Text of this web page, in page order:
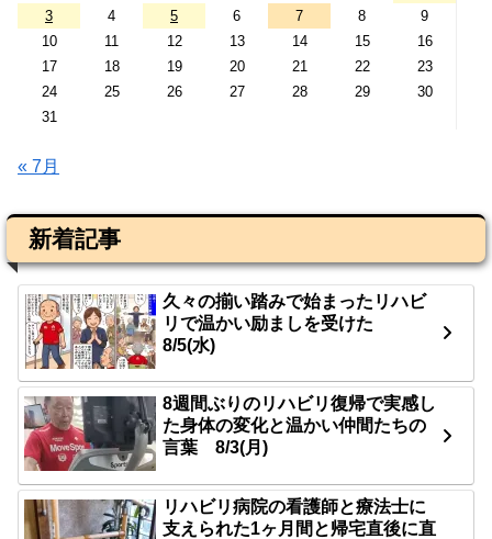
3
4 5 6 7 8
9
10
11 12 13 14 15
16
17
18 19 20 21 22
23
24
25 26 27 28 29
30
31
« 7月
新着記事
久々の揃い踏みで始まったリハビ
リで温かい励ましを受けた
8/5(水)
8週間ぶりのリハビリ復帰で実感し
た身体の変化と温かい仲間たちの
言葉 8/3(月)
リハビリ病院の看護師と療法士に
支えられた1ヶ月間と帰宅直後に直